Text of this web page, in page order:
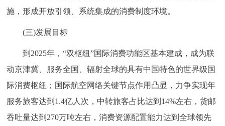
施，形成开放引领、系统集成的消费制度环境。
(三)发展目标
到2025年，“双枢纽”国际消费功能区基本建成，成为联
动京津冀、服务全国、辐射全球的具有中国特色的世界级国
际消费枢纽；国际航空网络关键节点作用凸显，力争实现年
服务旅客达到1.4亿人次，中转旅客占比达到14%左右，货邮
吞吐量达到270万吨左右，消费资源配置能力达到全球领先